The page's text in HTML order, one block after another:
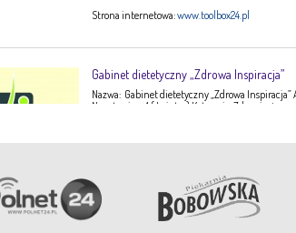
Strona internetowa:www.toolbox24.pl
Gabinet dietetyczny „Zdrowa Inspiracja”
Nazwa: Gabinet dietetyczny „Zdrowa Inspiracja”
Narutowicza 1 ( I piętro) Kategoria: Zdrowie,
konsultacje dietetyczne – indywidualne plany
dorosłych, dzieci, młodzieży – poradnictwo
Pracownia Krawiecka A-TEX